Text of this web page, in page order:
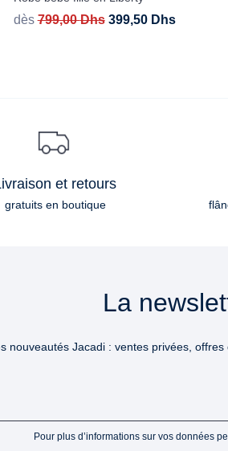
dès 799,00Dhs 399,50 Dhs
et retours
gratuits en boutique
La
nouveautés Jacadi : ventes privées,
Pour plus d’informations sur vos données